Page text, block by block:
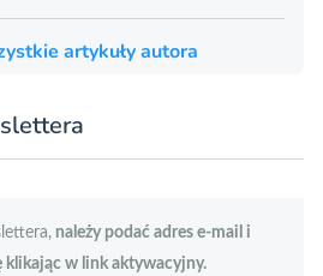
artykuły autora
należy podać adres e-mail i
w link aktywacyjny.